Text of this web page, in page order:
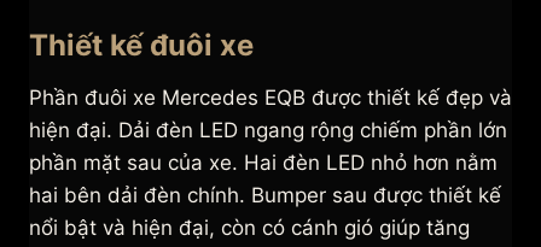
Thiết kế đuôi xe
Phần đuôi xe Mercedes EQB được thiết kế đẹp và
hiện đại. Dải đèn LED ngang rộng chiếm phần lớn
phần mặt sau của xe. Hai đèn LED nhỏ hơn nằm
hai bên dải đèn chính. Bumper sau được thiết kế
nổi bật và hiện đại, còn có cánh gió giúp tăng